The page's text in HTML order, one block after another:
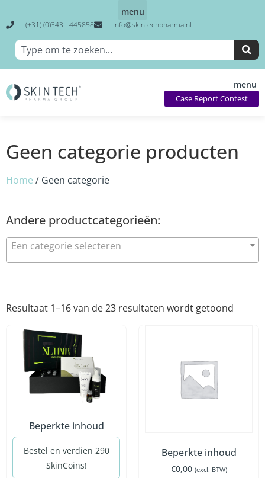
(+31) (0)343 - 445858 info@skintechpharma.nl
Case Report Contest
Geen categorie producten
Home / Geen categorie
Andere productcategorieën:
Een categorie selecteren
Resultaat 1–16 van de 23 resultaten wordt getoond
Beperkte inhoud
Bestel en verdien 290
SkinCoins!
Beperkte inhoud
€0,00 (excl. BTW)